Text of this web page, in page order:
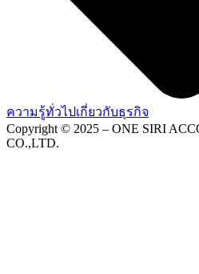
ความรู้ทั่วไปเกี่ยวกับธุรกิจ
Copyright © 2025 – ONE SIRI
CO.,LTD.